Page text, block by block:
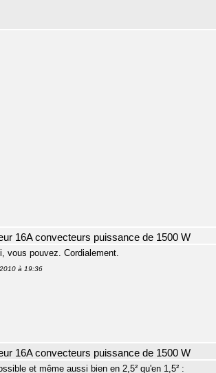
16A convecteurs puissance de 1500 W
vous pouvez. Cordialement.
à 19:36
16A convecteurs puissance de 1500 W
et même aussi bien en 2,5² qu'en 1,5² :